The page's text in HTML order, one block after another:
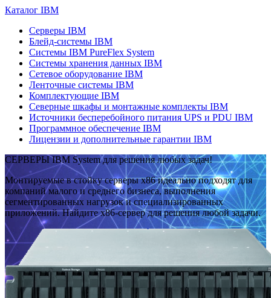
Каталог IBM
Серверы IBM
Блейд-системы IBM
Системы IBM PureFlex System
Системы хранения данных IBM
Сетевое оборудование IBM
Ленточные системы IBM
Комплектующие IBM
Северные шкафы и монтажные комплекты IBM
Источники бесперебойного питания UPS и PDU IBM
Программное обеспечение IBM
Лицензии и дополнительные гарантии IBM
СЕРВЕРЫ IBM System для решения любых задач!
Монтируемые в стойку серверы x86 идеально подходят для
компаний малого и среднего бизнеса, выполнения
сегментированных нагрузок и специализированных
приложений. Найдите x86-сервер для решения любой задачи.